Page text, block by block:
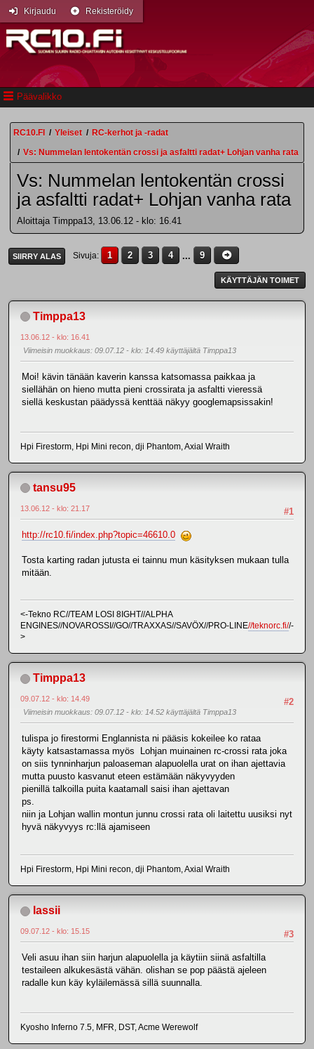
Päävalikko
Kirjaudu Rekisteröidy
RC10.FI / Yleiset / RC-kerhot ja -radat
/ Vs: Nummelan lentokentän crossi ja asfaltti radat+ Lohjan vanha rata
Vs: Nummelan lentokentän crossi
ja asfaltti radat+ Lohjan vanha rata
Aloittaja Timppa13, 13.06.12 - klo: 16.41
SIIRRY ALAS Sivuja 1 2 3 4 ... 9
KÄYTTÄJÄN TOIMET
Timppa13
13.06.12 - klo: 16.41
Viimeisin muokkaus: 09.07.12 - klo: 14.49 käyttäjältä Timppa13
Moi! kävin tänään kaverin kanssa katsomassa paikkaa ja
siellähän on hieno mutta pieni crossirata ja asfaltti vieressä
siellä keskustan päädyssä kenttää näkyy googlemapsissakin!
Hpi Firestorm, Hpi Mini recon, dji Phantom, Axial Wraith
tansu95
#1
13.06.12 - klo: 21.17
http://rc10.fi/index.php?topic=46610.0
Tosta karting radan jutusta ei tainnu mun käsityksen mukaan tulla
mitään.
<-Tekno RC//TEAM LOSI 8IGHT//ALPHA
ENGINES//NOVAROSSI//GO//TRAXXAS//SAVÖX//PRO-LINE//teknorc.fi//-
>
Timppa13
#2
09.07.12 - klo: 14.49
Viimeisin muokkaus: 09.07.12 - klo: 14.52 käyttäjältä Timppa13
tulispa jo firestormi Englannista ni pääsis kokeilee ko rataa
käyty katsastamassa myös Lohjan muinainen rc-crossi rata joka
on siis tynninharjun paloaseman alapuolella urat on ihan ajettavia
mutta puusto kasvanut eteen estämään näkyvyyden
pienillä talkoilla puita kaatamall saisi ihan ajettavan
ps.
niin ja Lohjan wallin montun junnu crossi rata oli laitettu uusiksi nyt
hyvä näkyvyys rc:llä ajamiseen
Hpi Firestorm, Hpi Mini recon, dji Phantom, Axial Wraith
lassii
#3
09.07.12 - klo: 15.15
Veli asuu ihan siin harjun alapuolella ja käytiin siinä asfaltilla
testaileen alkukesästä vähän. olishan se pop päästä ajeleen
radalle kun käy kyläilemässä sillä suunnalla.
Kyosho Inferno 7.5, MFR, DST, Acme Werewolf